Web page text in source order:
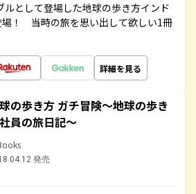
ルとして登場した地球の歩き方インド
場！ 当時の旅を思い出して欲しい1冊
詳細を見る
の歩き方 ガチ冒険～地球の歩き
員の旅日記～
発売